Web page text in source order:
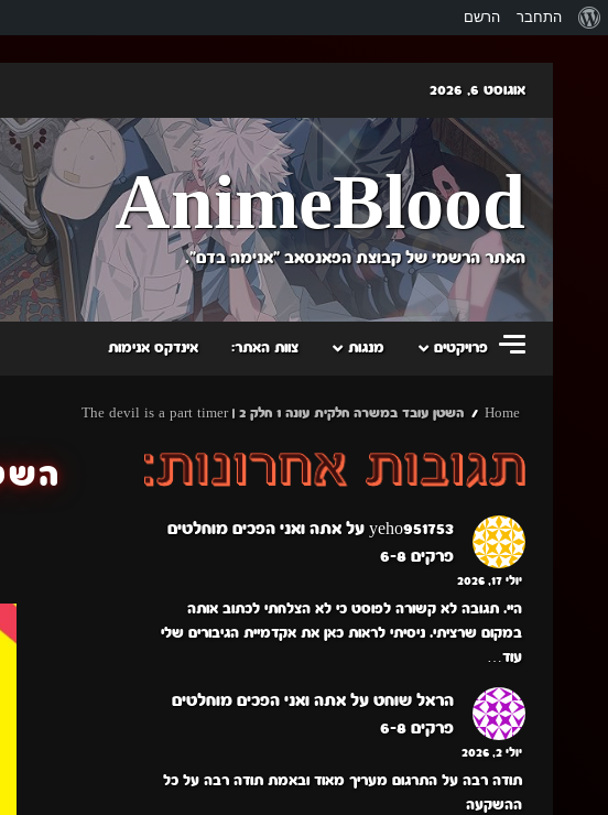
אודות
התחבר הרשם
content
אוגוסט 6, 2026
AnimeBlood
האתר הרשמי של קבוצת הפאנסאב "אנימה בדם".
פרויקטים מנגות צוות האתר: אינדקס אנימות
Home השטן עובד במשרה חלקית עונה 1 חלק 2 | The devil is a part timer
yeho951753 עלאתה ואני הפכים מוחלטים
פרקים 6-8
יולי 17, 2026
היי. תגובה לא קשורה לפוסט כי לא הצלחתי לכתוב אותה
במקום שרציתי. ניסיתי לראות כאן את אקדמיית הגיבורים שלי
עוד…
הראל שוחט עלאתה ואני הפכים מוחלטים
פרקים 6-8
יולי 2, 2026
תודה רבה על התרגום מעריך מאוד ובאמת תודה רבה על כל
ההשקעה